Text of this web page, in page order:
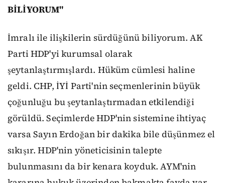
BİLİYORUM"
İmralı ile ilişkilerin sürdüğünü biliyorum. AK
Parti HDP'yi kurumsal olarak
şeytanlaştırmışlardı. Hüküm cümlesi haline
geldi. CHP, İYİ Parti'nin seçmenlerinin büyük
çoğunluğu bu şeytanlaştırmadan etkilendiği
görüldü. Seçimlerde HDP'nin sistemine ihtiyaç
varsa Sayın Erdoğan bir dakika bile düşünmez el
sıkışır. HDP'nin yöneticisinin talepte
bulunmasını da bir kenara koyduk. AYM'nin